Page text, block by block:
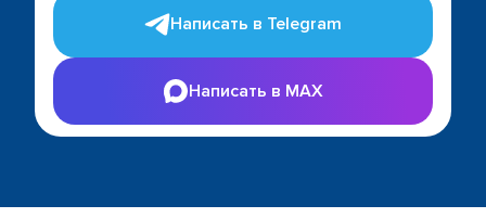
Написать в Telegram
Написать в MAX